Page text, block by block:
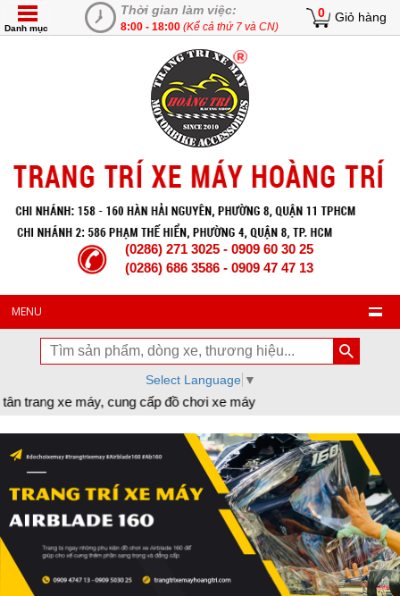
Thời gian làm việc:
8:00 - 18:00 (Kể cả thứ 7 và CN)
0 Giỏ hàng
Danh mục
(0286) 271 3025 - 0909 60 30 25
(0286) 686 3586 - 0909 47 47 13
MENU
Select Language ▼
máy, cung cấp đồ chơi xe máy